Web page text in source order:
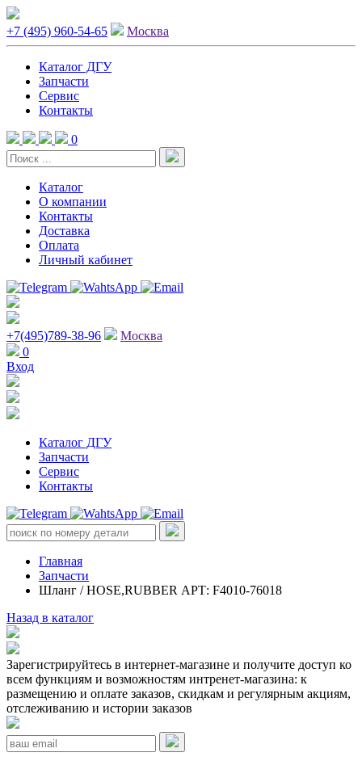
+7 (495) 960-54-65 Москва
Каталог ДГУ
Запчасти
Сервис
Контакты
0
Каталог
О компании
Контакты
Доставка
Оплата
Личный кабинет
+7(495)789-38-96
Москва
0
Вход
Каталог ДГУ
Запчасти
Сервис
Контакты
Главная
Запчасти
Шланг / HOSE,RUBBER АРТ: F4010-76018
Назад в каталог
Зарегистрируйтесь в интернет-магазине и получите доступ ко
всем функциям и возможностям интренет-магазина: к
размещению и оплате заказов, скидкам и регулярным акциям,
отслеживанию и истории заказов